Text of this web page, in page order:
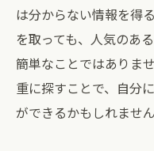
は分からない情報を得
を取っても、人気のあ
簡単なことではありま
重に探すことで、自分
ができるかもしれません